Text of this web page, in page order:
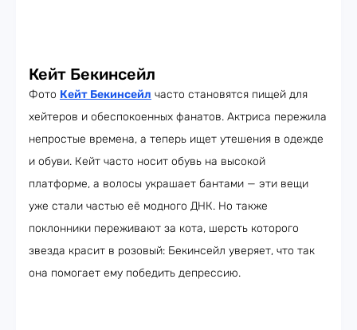
Кейт Бекинсейл
Фото Кейт Бекинсейл часто становятся пищей для
хейтеров и обеспокоенных фанатов. Актриса пережила
непростые времена, а теперь ищет утешения в одежде
и обуви. Кейт часто носит обувь на высокой
платформе, а волосы украшает бантами — эти вещи
уже стали частью её модного ДНК. Но также
поклонники переживают за кота, шерсть которого
звезда красит в розовый: Бекинсейл уверяет, что так
она помогает ему победить депрессию.